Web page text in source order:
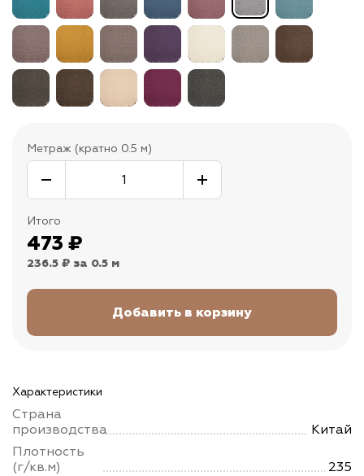
Метраж (кратно 0.5 м)
Итого
473 ₽
236.5 ₽ за 0.5 м
Характеристики
Страна
производства
Китай
Плотность
(г/кв.м)
235